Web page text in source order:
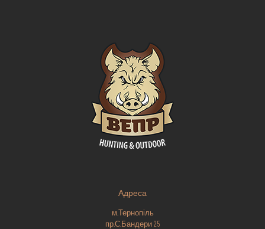
Адреса
м.Тернопіль
пр.С.Бандери 25